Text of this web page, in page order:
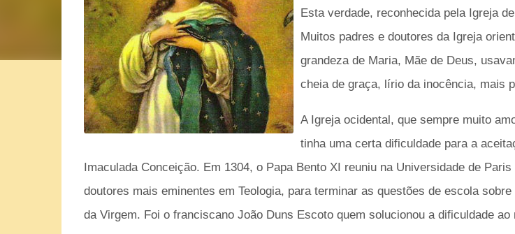
Esta verdade, reconhecida pela Igreja
Muitos padres e doutores da Igreja
grandeza de Maria, Mãe de Deus,
cheia de graça, lírio da inocência, mais
A Igreja ocidental, que sempre muito
tinha uma certa dificuldade para a
Imaculada Conceição. Em 1304, o Papa Bento XI reuniu na Universidade de
doutores mais eminentes em Teologia, para terminar as questões de escola
da Virgem. Foi o franciscano João Duns Escoto quem solucionou a dificuldade ao